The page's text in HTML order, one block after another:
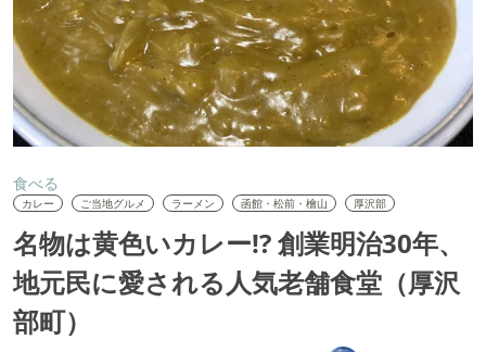
食べる
カレー ご当地グルメ ラーメン 函館・松前・檜山 厚沢部
名物は黄色いカレー!? 創業明治30年、
地元民に愛される人気老舗食堂（厚沢
部町）